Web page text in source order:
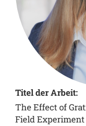
Titel der Arbeit:
The Effect of
Field Experiment